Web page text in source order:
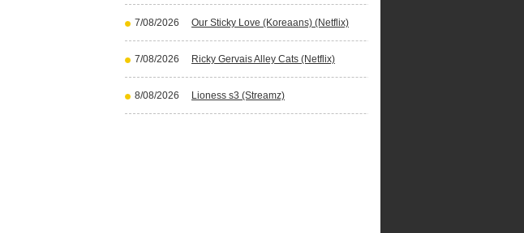
7/08/2026 Our Sticky Love (Koreaans) (Netflix)
7/08/2026 Ricky Gervais Alley Cats (Netflix)
8/08/2026 Lioness s3 (Streamz)